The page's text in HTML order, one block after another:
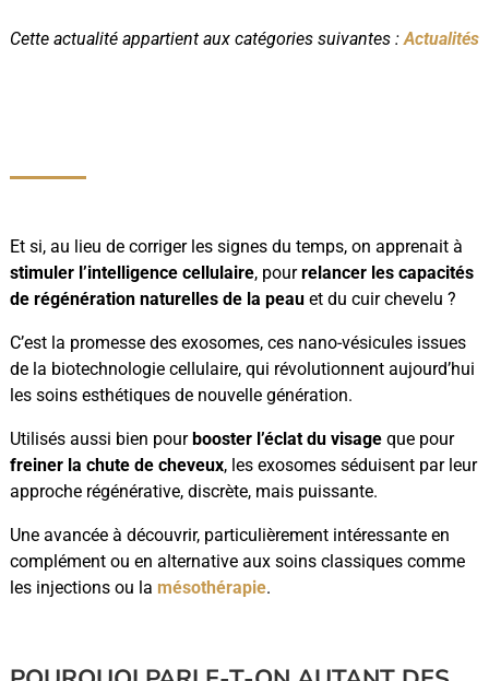
Cette actualité appartient aux catégories suivantes : Actualités
Et si, au lieu de corriger les signes du temps, on apprenait à
stimuler l’intelligence cellulaire, pourrelancer les capacités
de régénération naturelles de la peauet du cuir chevelu ?
C’est la promesse des exosomes, ces nano-vésicules issues
de la biotechnologie cellulaire, qui révolutionnent aujourd’hui
les soins esthétiques de nouvelle génération.
Utilisés aussi bien pourbooster l’éclat du visageque pour
freiner la chute de cheveux, les exosomes séduisent par leur
approche régénérative, discrète, mais puissante.
Une avancée à découvrir, particulièrement intéressante en
complément ou en alternative aux soins classiques comme
les injections ou la mésothérapie.